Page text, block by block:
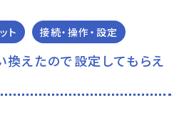
ト 接続・操作・設定
換えたので設定してもらえ